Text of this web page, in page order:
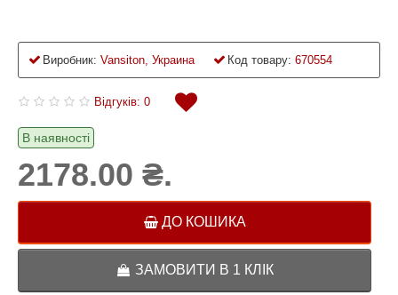
Виробник: Vansiton, Украина Код товару: 670554
Відгуків: 0
В наявності
2178.00 ₴.
ДО КОШИКА
ЗАМОВИТИ В 1 КЛІК